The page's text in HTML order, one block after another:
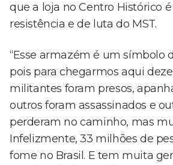
que a loja no Centro Histórico
resistência e de luta do MST.
“Esse armazém é um símbolo
pois para chegarmos aqui
militantes foram presos,
outros foram assassinados e
perderam no caminho, mas
Infelizmente, 33 milhões de
fome no Brasil. E tem muita